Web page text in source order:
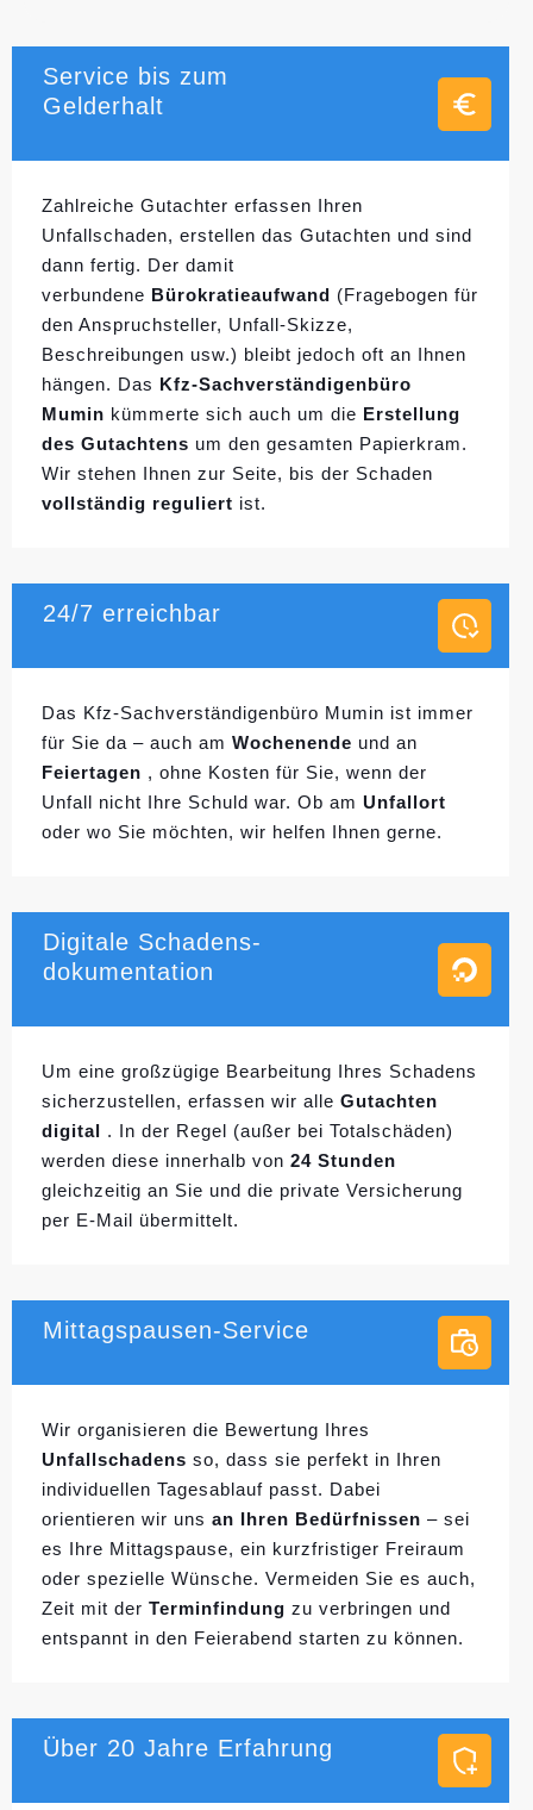
Service bis zum
Gelderhalt
Zahlreiche Gutachter erfassen Ihren
Unfallschaden, erstellen das Gutachten und sind
dann fertig. Der damit
verbundene Bürokratieaufwand (Fragebogen für
den Anspruchsteller, Unfall-Skizze,
Beschreibungen usw.) bleibt jedoch oft an Ihnen
hängen. Das Kfz-Sachverständigenbüro
Mumin kümmerte sich auch um die Erstellung
des Gutachtens um den gesamten Papierkram.
Wir stehen Ihnen zur Seite, bis der Schaden
vollständig reguliert ist.
24/7 erreichbar
Das Kfz-Sachverständigenbüro Mumin ist immer
für Sie da – auch am Wochenende und an
Feiertagen , ohne Kosten für Sie, wenn der
Unfall nicht Ihre Schuld war. Ob am Unfallort
oder wo Sie möchten, wir helfen Ihnen gerne.
Digitale Schadens-
dokumentation
Um eine großzügige Bearbeitung Ihres Schadens
sicherzustellen, erfassen wir alle Gutachten
digital . In der Regel (außer bei Totalschäden)
werden diese innerhalb von 24 Stunden
gleichzeitig an Sie und die private Versicherung
per E-Mail übermittelt.
Mittagspausen-Service
Wir organisieren die Bewertung Ihres
Unfallschadens so, dass sie perfekt in Ihren
individuellen Tagesablauf passt. Dabei
orientieren wir uns an Ihren Bedürfnissen – sei
es Ihre Mittagspause, ein kurzfristiger Freiraum
oder spezielle Wünsche. Vermeiden Sie es auch,
Zeit mit der Terminfindung zu verbringen und
entspannt in den Feierabend starten zu können.
Über 20 Jahre Erfahrung